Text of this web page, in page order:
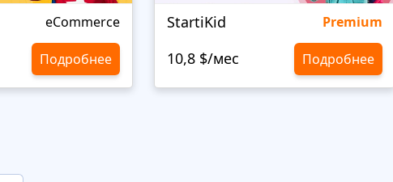
eCommerce
Подробнее
StartiKid Premium
10,8 $/мес Подробнее